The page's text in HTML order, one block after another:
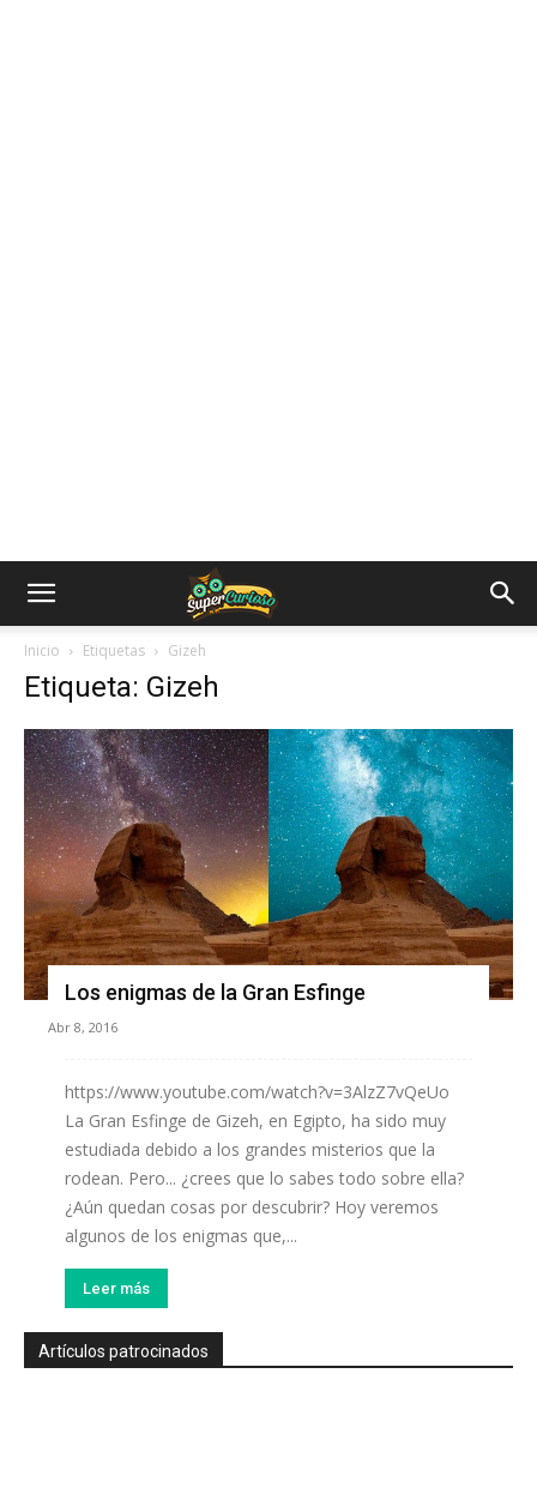
Inicio Etiquetas Gizeh
Etiqueta: Gizeh
Los enigmas de la Gran Esfinge
Abr 8, 2016
https://www.youtube.com/watch?v=3AlzZ7vQeUo
La Gran Esfinge de Gizeh, en Egipto, ha sido muy
estudiada debido a los grandes misterios que la
rodean. Pero... ¿crees que lo sabes todo sobre ella?
¿Aún quedan cosas por descubrir? Hoy veremos
algunos de los enigmas que,...
Leer más
Artículos patrocinados